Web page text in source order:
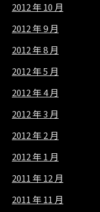
2012 年 10 月
2012 年 9 月
2012 年 8 月
2012 年 5 月
2012 年 4 月
2012 年 3 月
2012 年 2 月
2012 年 1 月
2011 年 12 月
2011 年 11 月